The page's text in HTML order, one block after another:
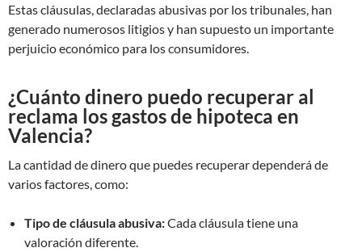
Estas cláusulas, declaradas abusivas por los tribunales, han
generado numerosos litigios y han supuesto un importante
perjuicio económico para los consumidores.
¿Cuánto dinero puedo recuperar al
reclama los gastos de hipoteca en
Valencia?
La cantidad de dinero que puedes recuperar dependerá de
varios factores, como:
Tipo de cláusula abusiva:Cada cláusula tiene una
valoración diferente.